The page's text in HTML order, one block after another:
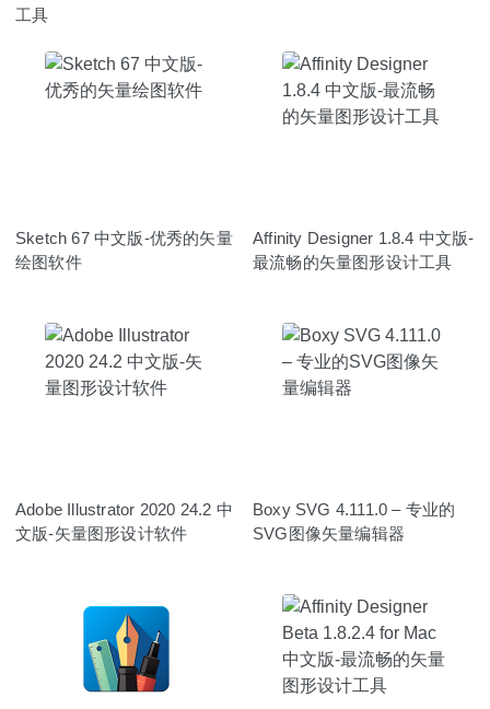
工具
Sketch 67 中文版-优秀的矢量
绘图软件
Affinity Designer 1.8.4 中文版-
最流畅的矢量图形设计工具
Adobe Illustrator 2020 24.2 中
文版-矢量图形设计软件
Boxy SVG 4.111.0 – 专业的
SVG图像矢量编辑器